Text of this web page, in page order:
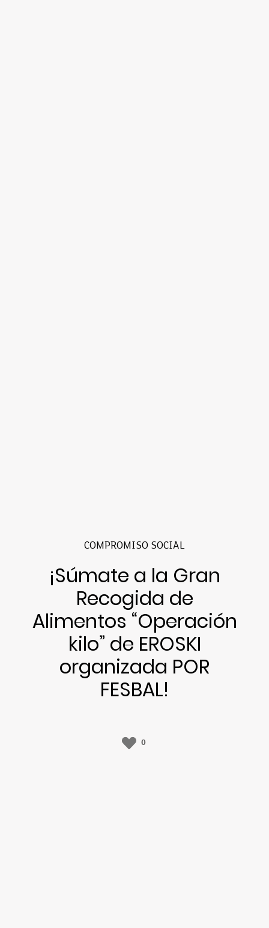
COMPROMISO SOCIAL
¡Súmate a la Gran
Recogida de
Alimentos “Operación
kilo” de EROSKI
organizada POR
FESBAL!
0